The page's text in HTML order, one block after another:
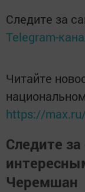
Следите за
Telegram-
Читайте
https://
Следите
Черемшан